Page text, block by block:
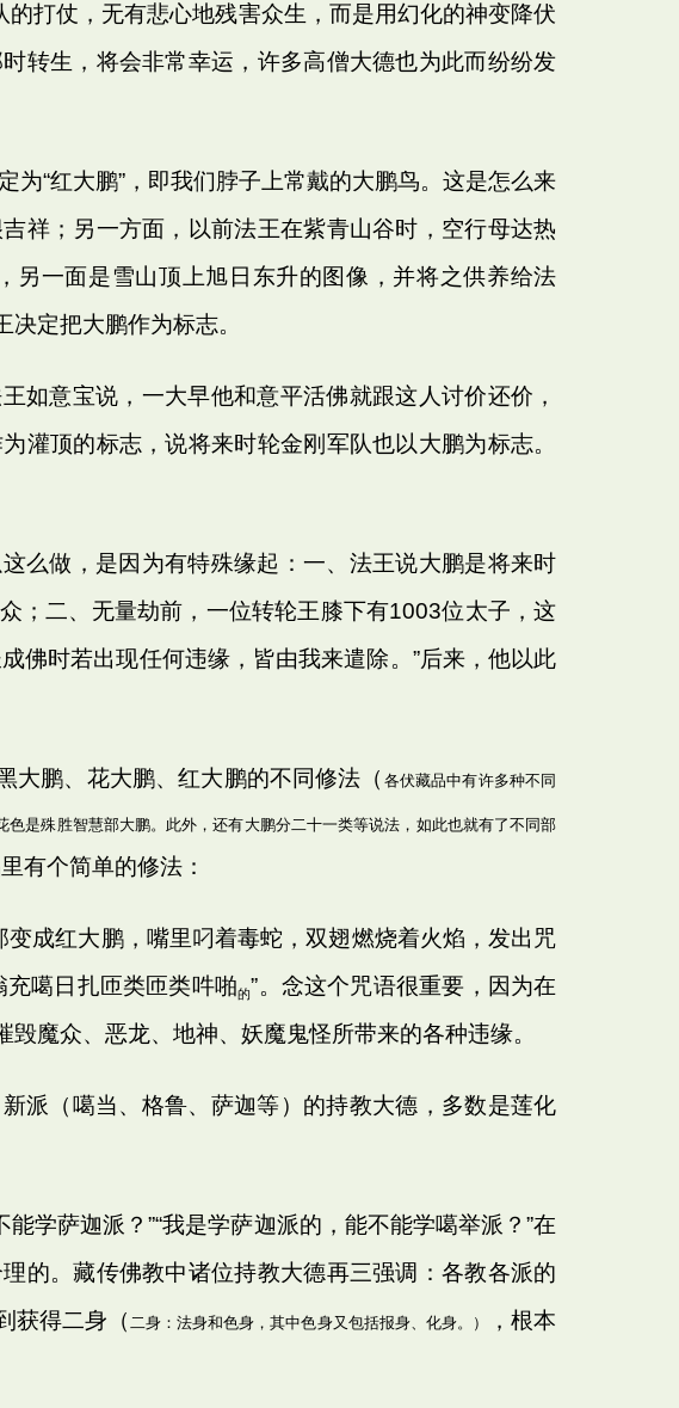
打仗，无有悲心地残害众生，而是用幻化的神变降伏
转生，将会非常幸运，许多高僧大德也为此而纷纷发
“红大鹏”，即我们脖子上常戴的大鹏鸟。这是怎么来
祥；另一方面，以前法王在紫青山谷时，空行母达热
另一面是雪山顶上旭日东升的图像，并将之供养给法
定把大鹏作为标志。
如意宝说，一大早他和意平活佛就跟这人讨价还价，
灌顶的标志，说将来时轮金刚军队也以大鹏为标志。
么做，是因为有特殊缘起：一、法王说大鹏是将来时
；二、无量劫前，一位转轮王膝下有1003位太子，这
佛时若出现任何违缘，皆由我来遣除。”后来，他以此
鹏、花大鹏、红大鹏的不同修法（ 各伏藏品中有许多种不同
是殊胜智慧部大鹏。此外，还有大鹏分二十一类等说法，如此也就有了不同部
有个简单的修法：
成红大鹏，嘴里叼着毒蛇，双翅燃烧着火焰，发出咒
噶日扎匝类匝类吽啪的”。念这个咒语很重要，因为在
魔众、恶龙、地神、妖魔鬼怪所带来的各种违缘。
派（噶当、格鲁、萨迦等）的持教大德，多数是莲化
学萨迦派？”“我是学萨迦派的，能不能学噶举派？”在
的。藏传佛教中诸位持教大德再三强调：各教各派的
获得二身（ 二身：法身和色身，其中色身又包括报身、化身。）
，根本